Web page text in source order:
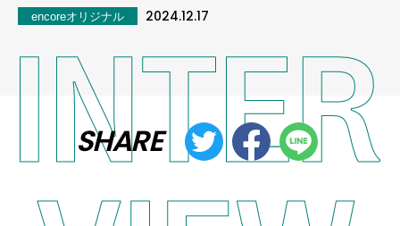
encoreオリジナル 2024.12.17
SHARE